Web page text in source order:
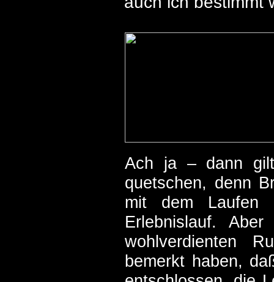
Ach ja – dann
quetschen, denn
mit dem Laufen
Erlebnislauf.
wohlverdienten
bemerkt haben,